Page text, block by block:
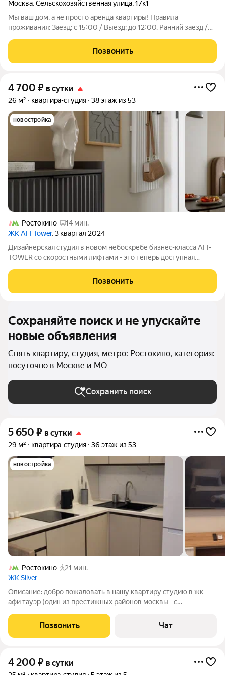
Москва,Сельскохозяйственная улица,17к1
Мы ваш дом, а не просто аренда квартиры! Правила
проживания: Заезд: с 15:00 / Выезд: до 12:00. Ранний заезд /
обязательно
Позвонить
4 700 ₽ в сутки
26 м² квартира-студия 38 этаж из 53
новостройка
Ростокино
14 мин.
ЖК AFI Tower, 3 квартал 2024
Дизайнерская студия в новом небоскрёбе бизнес-класса AFI-
TOWER со скоростными лифтами - это теперь доступная
которой открывается вид на Ярославское шоссе, СВХ, ТРК
Европолис и Лосиный остров
Позвонить
Сохраняйте поиск и не упускайте
новые объявления
Снять квартиру, студия, метро: Ростокино, категория:
посуточно в Москве и МО
Сохранить поиск
5 650 ₽ в сутки
29 м² квартира-студия 36 этаж из 53
новостройка
Ростокино
21 мин.
ЖК Silver
Описание: добро пожаловать в нашу квартиру студию в жк
афи тауэр (один из престижных районов москвы - с
все для комфортного проживания одного или двух гостей
(пары). + 1 гость на дополнительном
Позвонить Чат
4 200 ₽ в сутки